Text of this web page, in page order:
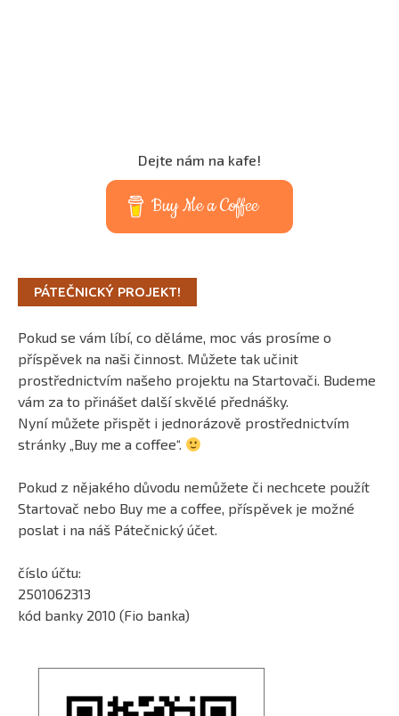
Dejte nám na kafe!
Buy Me a Coffee
PÁTEČNICKÝ PROJEKT!
Pokud se vám líbí, co děláme, moc vás prosíme o
příspěvek na naši činnost. Můžete tak učinit
prostřednictvím našeho projektu na Startovači. Budeme
vám za to přinášet další skvělé přednášky.
Nyní můžete přispět i jednorázově prostřednictvím
stránky „Buy me a coffee“.
Pokud z nějakého důvodu nemůžete či nechcete použít
Startovač nebo Buy me a coffee, příspěvek je možné
poslat i na náš Pátečnický účet.
číslo účtu:
2501062313
kód banky 2010 (Fio banka)